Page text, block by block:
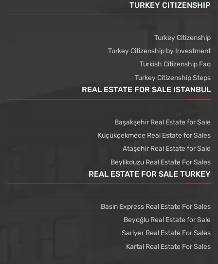
TURKEY CITIZENSHIP
Turkey Citizenship
Turkey Citizenship by Investment
Turkish Citizenship Faq
Turkey Citizenship Steps
REAL ESTATE FOR SALE ISTANBUL
Başakşehir Real Estate for Sale
Küçükçekmece Real Estate for Sales
Ataşehir Real Estate for Sale
Beylikduzu Real Estate For Sales
REAL ESTATE FOR SALE TURKEY
Basin Express Real Estate For Sales
Beyoğlu Real Estate for Sale
Sariyer Real Estate For Sales
Kartal Real Estate For Sales